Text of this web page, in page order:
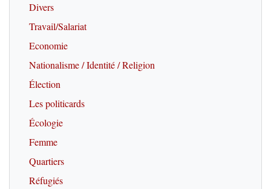
Divers
Travail/Salariat
Economie
Nationalisme / Identité / Religion
Élection
Les politicards
Écologie
Femme
Quartiers
Réfugiés